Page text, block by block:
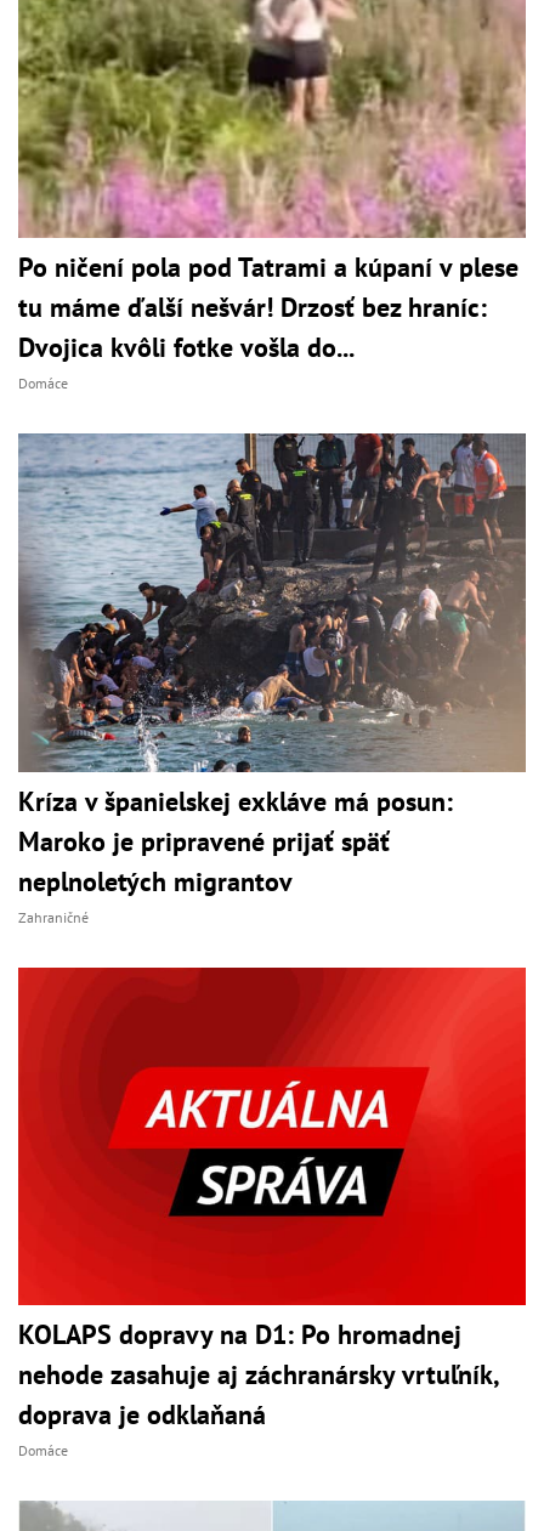
Po ničení pola pod Tatrami a kúpaní v plese
tu máme ďalší nešvár! Drzosť bez hraníc:
Dvojica kvôli fotke vošla do...
Domáce
Kríza v španielskej exkláve má posun:
Maroko je pripravené prijať späť
neplnoletých migrantov
Zahraničné
KOLAPS dopravy na D1: Po hromadnej
nehode zasahuje aj záchranársky vrtuľník,
doprava je odklaňaná
Domáce